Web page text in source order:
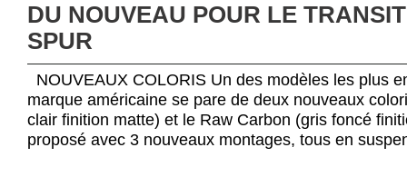
DU NOUVEAU POUR LE
SPUR
NOUVEAUX COLORIS Un des modèles les plus
marque américaine se pare de deux nouveaux
clair finition matte) et le Raw Carbon (gris foncé
proposé avec 3 nouveaux montages, tous en